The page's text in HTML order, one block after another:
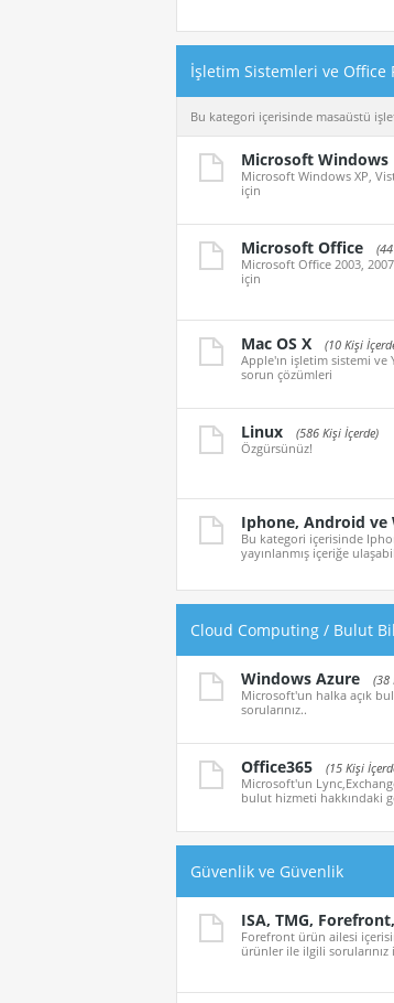
İşletim Sistemleri ve Office
Bu kategori içerisinde masaüstü
Microsoft Windows
Microsoft Windows XP,
için
Microsoft Office
Microsoft Office 2003,
için
Mac OS X
(10 Kişi
Apple'ın işletim sistemi ve
sorun çözümleri
Linux
(586 Kişi İçerde)
Özgürsünüz!
Iphone, Android ve
Bu kategori içerisinde
yayınlanmış içeriğe
Cloud Computing / Bulut
Windows Azure
(38
Microsoft'un halka açık
sorularınız..
Office365
(15 Kişi
Microsoft'un
bulut hizmeti hakkındaki
Güvenlik ve Güvenlik
ISA, TMG,
Forefront ürün ailesi
ürünler ile ilgili sorularınız